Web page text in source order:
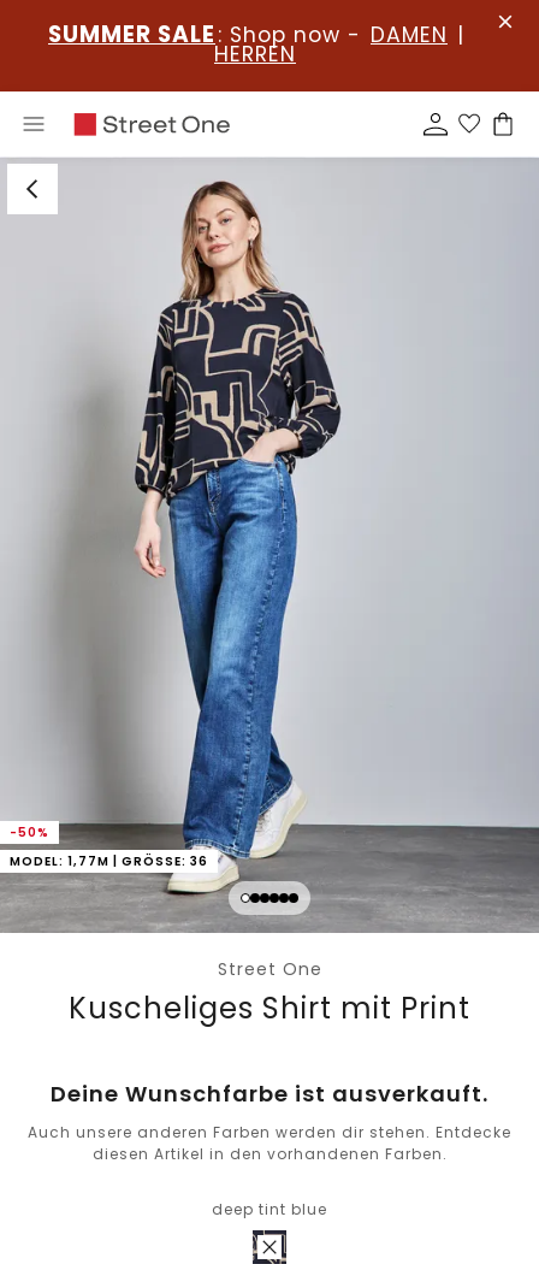
SUMMER SALE : Shop now - DAMEN |
HERREN
-50%
MODEL: 1,77M | GRÖSSE: 36
Street One
Kuscheliges Shirt mit Print
Deine Wunschfarbe ist ausverkauft.
Auch unsere anderen Farben werden dir stehen. Entdecke
diesen Artikel in den vorhandenen Farben.
deep tint blue